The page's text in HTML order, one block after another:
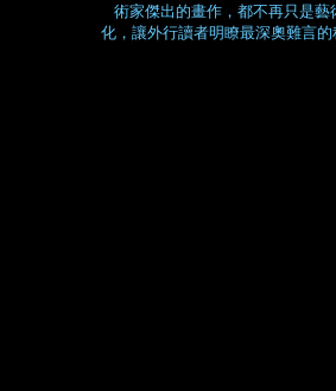
術家傑出的畫作，都不再只是
化，讓外行讀者明瞭最深奧難言